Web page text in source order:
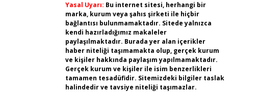
Yasal Uyarı: Bu internet sitesi, herhangi bir
marka, kurum veya şahıs şirketi ile hiçbir
bağlantısı bulunmamaktadır. Sitede yalnızca
kendi hazırladığımız makaleler
paylaşılmaktadır. Burada yer alan içerikler
haber niteliği taşımamakta olup, gerçek kurum
ve kişiler hakkında paylaşım yapılmamaktadır.
Gerçek kurum ve kişiler ile isim benzerlikleri
tamamen tesadüfidir. Sitemizdeki bilgiler taslak
halindedir ve tavsiye niteliği taşımazlar.